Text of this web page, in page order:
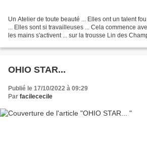
Un Atelier de toute beauté ... Elles ont un talent
... Elles sont si travailleuses ... Cela commence
les mains s'activent ... sur la trousse Lin des
OHIO STAR...
Publié le 17/10/2022 à 09:29
Par facilececile